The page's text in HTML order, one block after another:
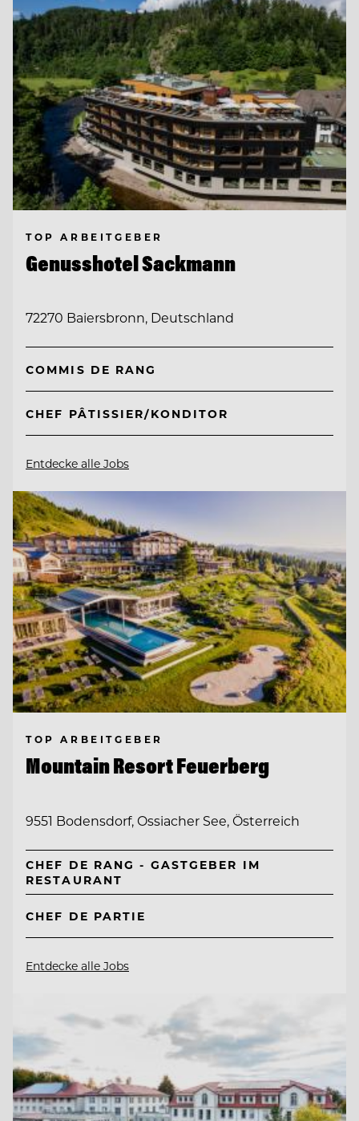
TOP ARBEITGEBER
Genusshotel Sackmann
72270 Baiersbronn, Deutschland
COMMIS DE RANG
CHEF PÂTISSIER/KONDITOR
Entdecke alle Jobs
TOP ARBEITGEBER
Mountain Resort Feuerberg
9551 Bodensdorf, Ossiacher See, Österreich
CHEF DE RANG - GASTGEBER IM
RESTAURANT
CHEF DE PARTIE
Entdecke alle Jobs